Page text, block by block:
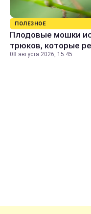
ПОЛЕЗНОЕ
Плодовые мошки
трюков, которые
08 августа 2026, 15:45